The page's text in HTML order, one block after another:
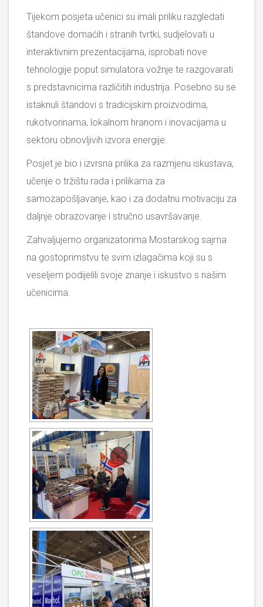
Tijekom posjeta učenici su imali priliku razgledati
štandove domaćih i stranih tvrtki, sudjelovati u
interaktivnim prezentacijama, isprobati nove
tehnologije poput simulatora vožnje te razgovarati
s predstavnicima različitih industrija. Posebno su se
istaknuli štandovi s tradicijskim proizvodima,
rukotvorinama, lokalnom hranom i inovacijama u
sektoru obnovljivih izvora energije.
Posjet je bio i izvrsna prilika za razmjenu iskustava,
učenje o tržištu rada i prilikama za
samozapošljavanje, kao i za dodatnu motivaciju za
daljnje obrazovanje i stručno usavršavanje.
Zahvaljujemo organizatorima Mostarskog sajma
na gostoprimstvu te svim izlagačima koji su s
veseljem podijelili svoje znanje i iskustvo s našim
učenicima.